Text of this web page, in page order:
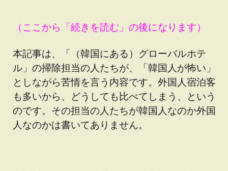
（ここから「続きを読む」の後になります）
本記事は、「（韓国にある）グローバルホテ
ル」の掃除担当の人たちが、「韓国人が怖い」
としながら苦情を言う内容です。外国人宿泊客
も多いから、どうしても比べてしまう、という
のです。その担当の人たちが韓国人なのか外国
人なのかは書いてありません。